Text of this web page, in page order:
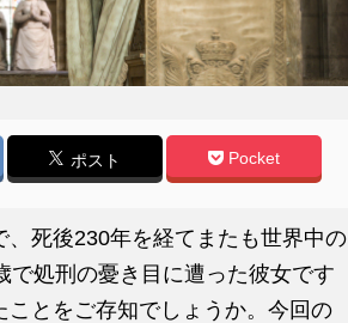
ポスト Pocket
死後230年を経てまたも世界中の
処刑の憂き目に遭った彼女です
とをご存知でしょうか。今回の